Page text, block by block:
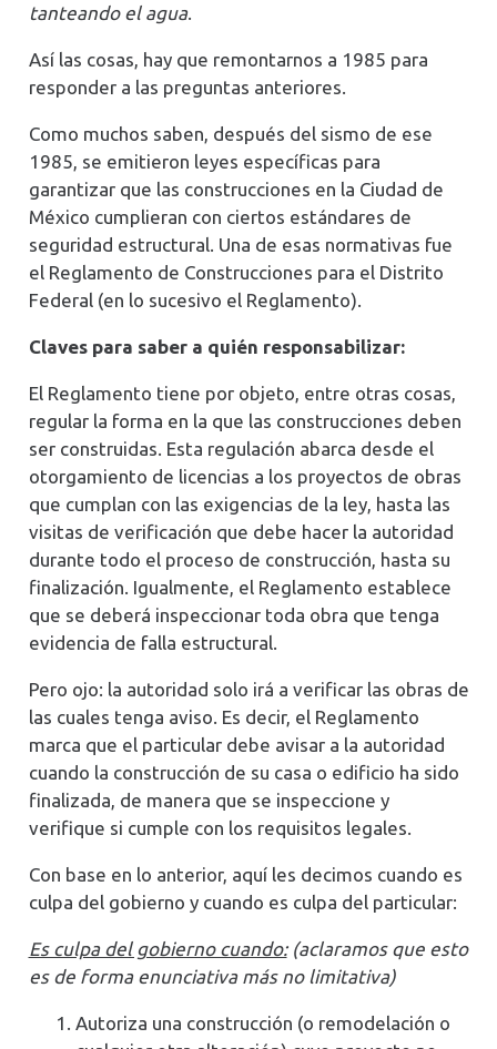
tanteando el agua.
Así las cosas, hay que remontarnos a 1985 para
responder a las preguntas anteriores.
Como muchos saben, después del sismo de ese
1985, se emitieron leyes específicas para
garantizar que las construcciones en la Ciudad de
México cumplieran con ciertos estándares de
seguridad estructural. Una de esas normativas fue
el Reglamento de Construcciones para el Distrito
Federal (en lo sucesivo el Reglamento).
Claves para saber a quién responsabilizar:
El Reglamento tiene por objeto, entre otras cosas,
regular la forma en la que las construcciones deben
ser construidas. Esta regulación abarca desde el
otorgamiento de licencias a los proyectos de obras
que cumplan con las exigencias de la ley, hasta las
visitas de verificación que debe hacer la autoridad
durante todo el proceso de construcción, hasta su
finalización. Igualmente, el Reglamento establece
que se deberá inspeccionar toda obra que tenga
evidencia de falla estructural.
Pero ojo: la autoridad solo irá a verificar las obras de
las cuales tenga aviso. Es decir, el Reglamento
marca que el particular debe avisar a la autoridad
cuando la construcción de su casa o edificio ha sido
finalizada, de manera que se inspeccione y
verifique si cumple con los requisitos legales.
Con base en lo anterior, aquí les decimos cuando es
culpa del gobierno y cuando es culpa del particular:
Es culpa del gobierno cuando: (aclaramos que esto
es de forma enunciativa más no limitativa)
Autoriza una construcción (o remodelación o